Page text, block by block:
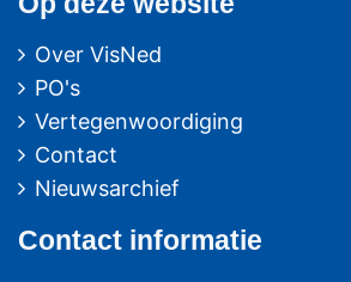
Over VisNed
PO's
Vertegenwoordiging
Contact
Nieuwsarchief
Contact informatie